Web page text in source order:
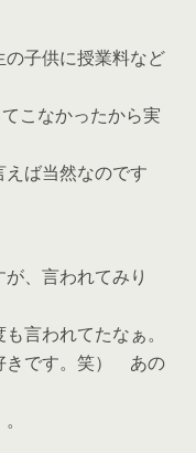
子供に授業料など
こなかったから実
ば当然なのです
、言われてみり
言われてたなぁ。
きです。笑） あの